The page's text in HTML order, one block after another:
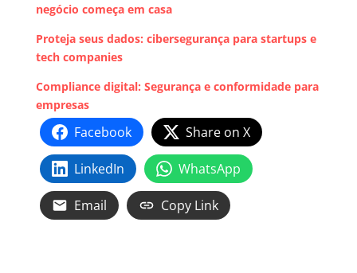
negócio começa em casa
Proteja seus dados: cibersegurança para startups e
tech companies
Compliance digital: Segurança e conformidade para
empresas
Facebook Share on X
LinkedIn WhatsApp
Email Copy Link